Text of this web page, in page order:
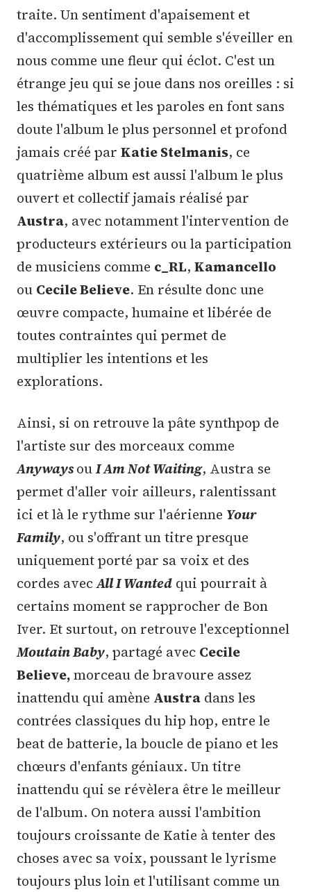
traite. Un sentiment d'apaisement et
d'accomplissement qui semble s'éveiller en
nous comme une fleur qui éclot. C'est un
étrange jeu qui se joue dans nos oreilles : si
les thématiques et les paroles en font sans
doute l'album le plus personnel et profond
jamais créé par Katie Stelmanis, ce
quatrième album est aussi l'album le plus
ouvert et collectif jamais réalisé par
Austra, avec notamment l'intervention de
producteurs extérieurs ou la participation
de musiciens comme c_RL, Kamancello
ou Cecile Believe. En résulte donc une
œuvre compacte, humaine et libérée de
toutes contraintes qui permet de
multiplier les intentions et les
explorations.
Ainsi, si on retrouve la pâte synthpop de
l'artiste sur des morceaux comme
AnywaysouI Am Not Waiting, Austra se
permet d'aller voir ailleurs, ralentissant
ici et là le rythme sur l'aérienne Your
Family, ou s'offrant un titre presque
uniquement porté par sa voix et des
cordes avecAll I Wanted qui pourrait à
certains moment se rapprocher de Bon
Iver. Et surtout, on retrouve l'exceptionnel
Moutain Baby, partagé avec Cecile
Believe,morceau de bravoure assez
inattendu qui amène Austra dans les
contrées classiques du hip hop, entre le
beat de batterie, la boucle de piano et les
chœurs d'enfants géniaux. Un titre
inattendu qui se révèlera être le meilleur
de l'album. On notera aussi l'ambition
toujours croissante de Katie à tenter des
choses avec sa voix, poussant le lyrisme
toujours plus loin et l'utilisant comme un